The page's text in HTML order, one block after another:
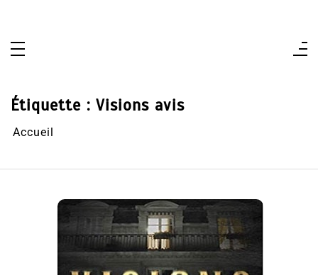
Étiquette : Visions avis
Accueil